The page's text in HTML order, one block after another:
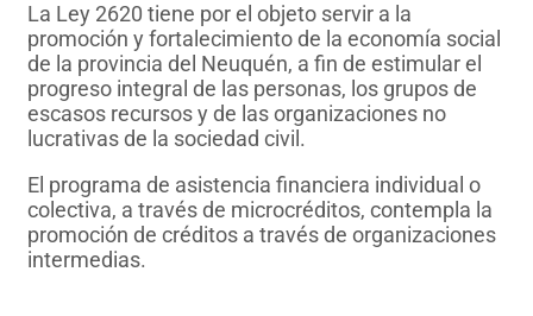
La Ley 2620 tiene por el objeto servir a la
promoción y fortalecimiento de la economía social
de la provincia del Neuquén, a fin de estimular el
progreso integral de las personas, los grupos de
escasos recursos y de las organizaciones no
lucrativas de la sociedad civil.
El programa de asistencia financiera individual o
colectiva, a través de microcréditos, contempla la
promoción de créditos a través de organizaciones
intermedias.